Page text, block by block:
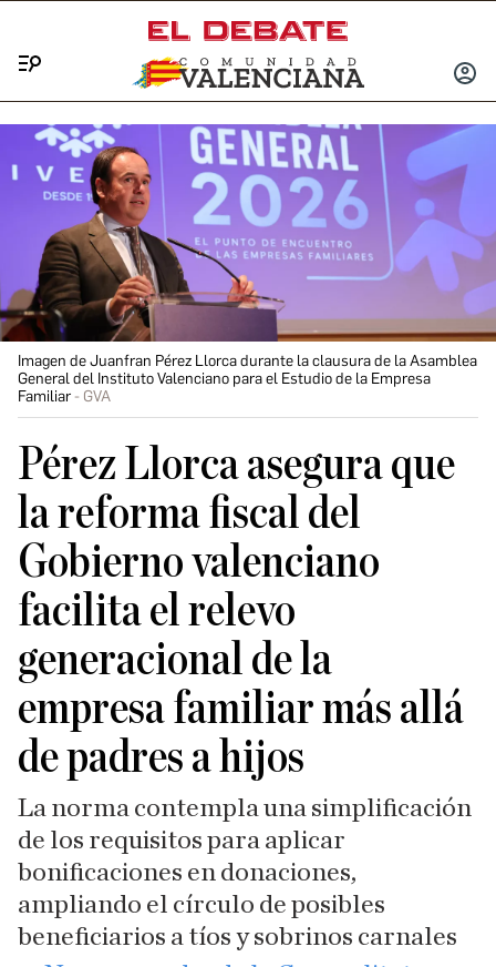
INICIAR
Imagen de Juanfran Pérez Llorca durante la clausura de la Asamblea
General del Instituto Valenciano para el Estudio de la Empresa
Familiar
GVA
Pérez Llorca asegura que
la reforma fiscal del
Gobierno valenciano
facilita el relevo
generacional de la
empresa familiar más allá
de padres a hijos
La norma contempla una simplificación
de los requisitos para aplicar
bonificaciones en donaciones,
ampliando el círculo de posibles
beneficiarios a tíos y sobrinos carnales